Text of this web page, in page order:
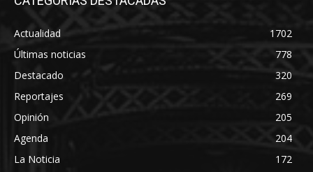
Actualidad
1702
Últimas noticias
778
Destacado
320
Reportajes
269
Opinión
205
Agenda
204
La Noticia
172